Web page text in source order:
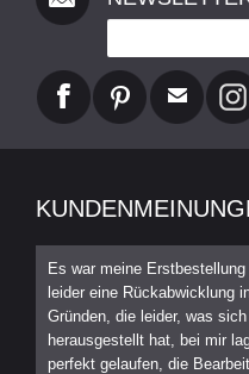
Es war meine
leider eine Rückabwicklung
Gründen, die leider, was
herausgestellt hat, bei mir
perfekt gelaufen, die